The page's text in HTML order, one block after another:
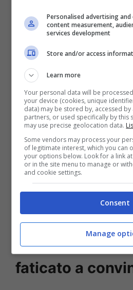
LEGGI ANCHE ->
svelato il segreto
Perchè i vip vanno
Pier Silvio
“Silvia non
faticato a
Personalised advertising
content measurement,
services development
Store and/or access
Learn more
Your personal data will be
your device (cookies, unique
data) may be stored by, accessed
partners, or used specifically by this
may use precise geolocation data.
Some vendors may process your
of legitimate interest, which you can
your options below. Look for a link
or in the site menu to manage or
and cookie settings.
Consent
Manage